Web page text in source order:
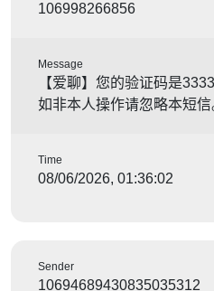
106998266856
Message
【爱聊】您的验证码是
如非本人操作请忽略本短信
Time
08/06/2026, 01:36:02
Sender
10694689430835035312